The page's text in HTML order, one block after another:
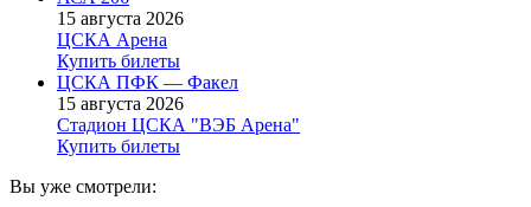
15 августа 2026
ЦСКА Арена
Купить билеты
ЦСКА ПФК — Факел
15 августа 2026
Стадион ЦСКА "ВЭБ Арена"
Купить билеты
Вы уже смотрели: